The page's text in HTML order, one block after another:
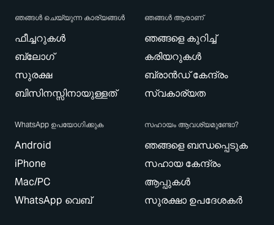
ഞങ്ങൾ ചെയ്യുന്ന കാര്യങ്ങൾ
ഫീച്ചറുകൾ
ബ്ലോഗ്
സുരക്ഷ
ബിസിനസ്സിനായുള്ളത്
ഞങ്ങൾ ആരാണ്
ഞങ്ങളെ കുറിച്ച്
കരിയറുകൾ
ബ്രാൻഡ് കേന്ദ്രം
സ്വകാര്യത
WhatsApp ഉപയോഗിക്കുക
Android
iPhone
Mac/PC
WhatsApp വെബ്
സഹായം ആവശ്യമുണ്ടോ?
ഞങ്ങളെ ബന്ധപ്പെടുക
സഹായ കേന്ദ്രം
ആപ്പുകൾ
സുരക്ഷാ ഉപദേശകർ